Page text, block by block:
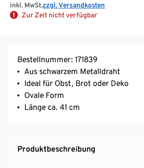
inkl. MwSt.zzgl. Versandkosten
Zur Zeit nicht verfügbar
Bestellnummer: 171839
Aus schwarzem Metalldraht
Ideal für Obst, Brot oder Deko
Ovale Form
Länge ca. 41 cm
Produktbeschreibung